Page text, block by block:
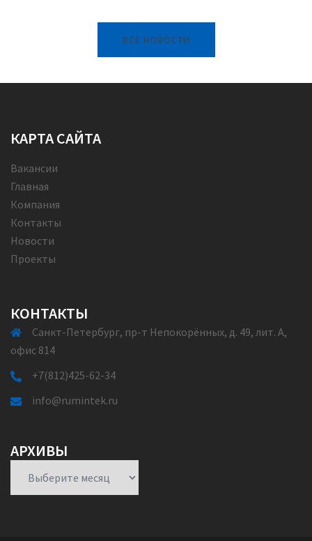
ВСЕ НОВОСТИ
КАРТА САЙТА
Вакансии
Главная
Компания
Контакты
Новости
Проекты
КОНТАКТЫ
Санкт-Петербург, пр-т Непокорённых, д. 49, лит. А,
офис 814
+7(812)425-62-34
info@rumintek.ru
АРХИВЫ